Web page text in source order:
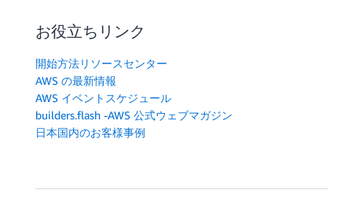
お役立ちリンク
開始方法リソースセンター
AWS の最新情報
AWS イベントスケジュール
builders.flash -AWS 公式ウェブマガジン
日本国内のお客様事例